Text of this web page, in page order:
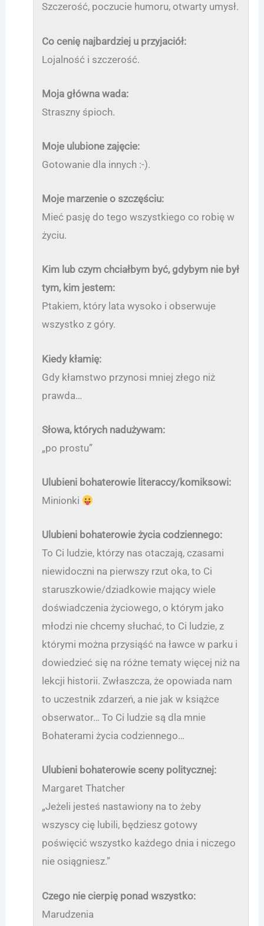
Szczerość, poczucie humoru, otwarty umysł.
Co cenię najbardziej u przyjaciół:
Lojalność i szczerość.
Moja główna wada:
Straszny śpioch.
Moje ulubione zajęcie:
Gotowanie dla innych :-).
Moje marzenie o szczęściu:
Mieć pasję do tego wszystkiego co robię w
życiu.
Kim lub czym chciałbym być, gdybym nie był
tym, kim jestem:
Ptakiem, który lata wysoko i obserwuje
wszystko z góry.
Kiedy kłamię:
Gdy kłamstwo przynosi mniej złego niż
prawda…
Słowa, których nadużywam:
„po prostu”
Ulubieni bohaterowie literaccy/komiksowi:
Minionki
Ulubieni bohaterowie życia codziennego:
To Ci ludzie, którzy nas otaczają, czasami
niewidoczni na pierwszy rzut oka, to Ci
staruszkowie/dziadkowie mający wiele
doświadczenia życiowego, o którym jako
młodzi nie chcemy słuchać, to Ci ludzie, z
którymi można przysiąść na ławce w parku i
dowiedzieć się na różne tematy więcej niż na
lekcji historii. Zwłaszcza, że opowiada nam
to uczestnik zdarzeń, a nie jak w książce
obserwator… To Ci ludzie są dla mnie
Bohaterami życia codziennego…
Ulubieni bohaterowie sceny politycznej:
Margaret Thatcher
„Jeżeli jesteś nastawiony na to żeby
wszyscy cię lubili, będziesz gotowy
poświęcić wszystko każdego dnia i niczego
nie osiągniesz.”
Czego nie cierpię ponad wszystko:
Marudzenia